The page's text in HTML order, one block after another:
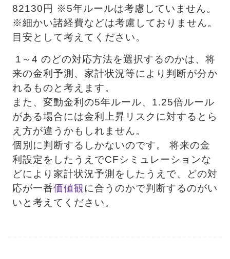
82130円 ※5年ルールは考慮していません。
※細かい諸経費などは考慮しておりません。
目安として考えてください。
来の金利予測、家計状況等により判断が分か
れるものと考えます。
また、変動金利の5年ルール、1.25倍ルール
がある場合には金利上昇リスクに対するとら
え方が違うかもしれません。
個別に判断するしかないのです。 将来の金
利設定をしたうえでCFシミュレーションな
どにより家計状況予測をしたうえで、どの対
応が一番価値観に合うのかで判断するのがい
いと考えてください。